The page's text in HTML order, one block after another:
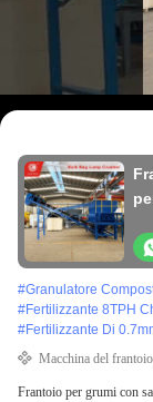
#Granulatore
#Fertilizzante 8TPH
#Fertilizzante Di
Macchina del
Frantoio per grumi con